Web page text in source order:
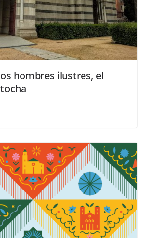
hombres ilustres, el